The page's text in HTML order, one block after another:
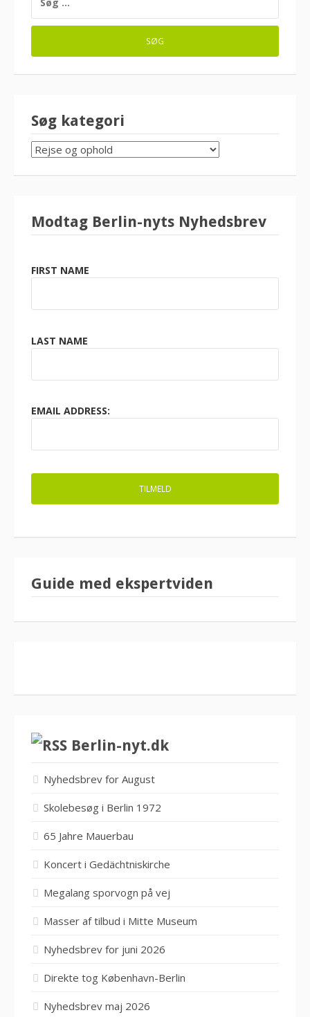
EFTER:
Søg kategori
SØG
KATEGORI
Modtag Berlin-nyts Nyhedsbrev
FIRST NAME
LAST NAME
EMAIL ADDRESS:
Guide med ekspertviden
Berlin-nyt.dk
Nyhedsbrev for August
Skolebesøg i Berlin 1972
65 Jahre Mauerbau
Koncert i Gedächtniskirche
Megalang sporvogn på vej
Masser af tilbud i Mitte Museum
Nyhedsbrev for juni 2026
Direkte tog København-Berlin
Nyhedsbrev maj 2026